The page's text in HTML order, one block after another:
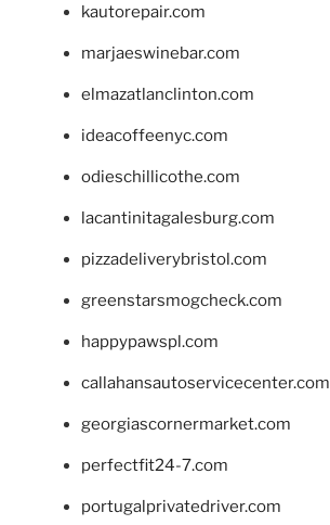
kautorepair.com
marjaeswinebar.com
elmazatlanclinton.com
ideacoffeenyc.com
odieschillicothe.com
lacantinitagalesburg.com
pizzadeliverybristol.com
greenstarsmogcheck.com
happypawspl.com
callahansautoservicecenter.com
georgiascornermarket.com
perfectfit24-7.com
portugalprivatedriver.com